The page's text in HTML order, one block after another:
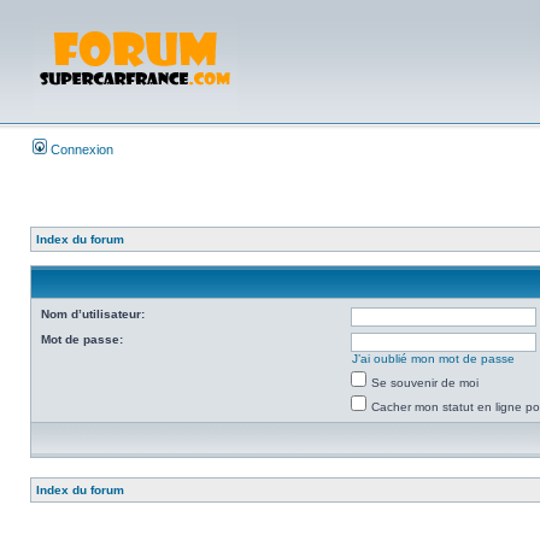
Connexion
Index du forum
Nom d’utilisateur:
Mot de passe:
J’ai oublié mon mot de passe
Se souvenir de moi
Cacher mon statut en ligne
Index du forum